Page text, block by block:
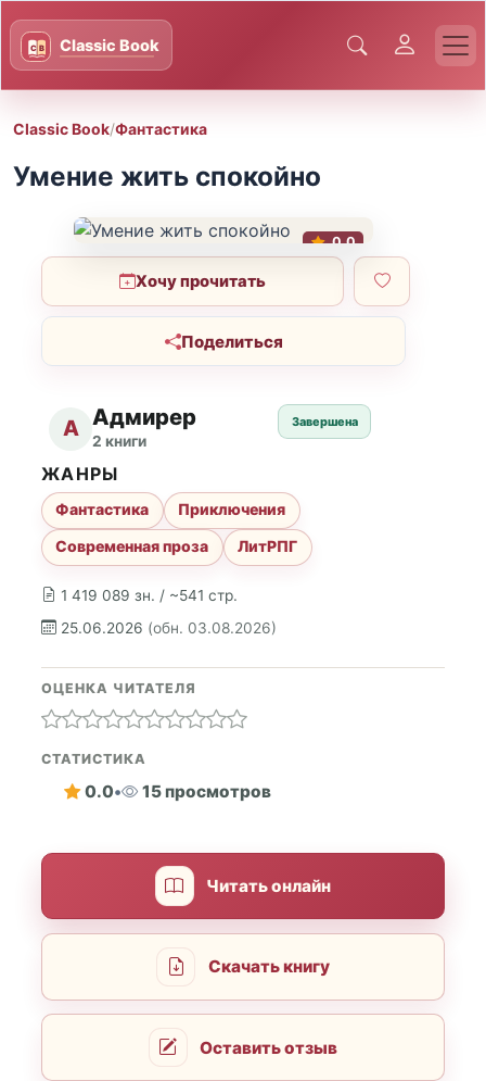
Classic Book/Фантастика
Умение жить спокойно
0.0
Хочу прочитать
Поделиться
А Адмирер
2 книги
Завершена
1 419 089 зн. / ~541 стр.
25.06.2026 (обн. 03.08.2026)
ЖАНРЫ
Фантастика
Приключения
Современная проза
ЛитРПГ
ОЦЕНКА ЧИТАТЕЛЯ
СТАТИСТИКА
0.0• 15 просмотров
Читать онлайн
Скачать книгу
Оставить отзыв